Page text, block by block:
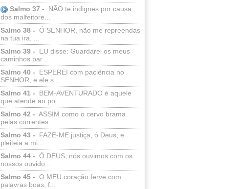
Salmo 37 -
NÃO te indignes por causa
dos malfeitore...
Salmo 38 - Ó SENHOR, não me repreendas
na tua ira, ...
Salmo 39 -
EU disse: Guardarei os meus
caminhos par...
Salmo 40 -
ESPEREI com paciência no
SENHOR, e ele s...
Salmo 41 -
BEM-AVENTURADO é aquele
que atende ao po...
Salmo 42 - ASSIM como o cervo brama
pelas correntes...
Salmo 43 -
FAZE-ME justiça, ó Deus, e
pleiteia a mi...
Salmo 44 - Ó DEUS, nós ouvimos com os
nossos ouvido...
Salmo 45 - O MEU coração ferve com
palavras boas, f...